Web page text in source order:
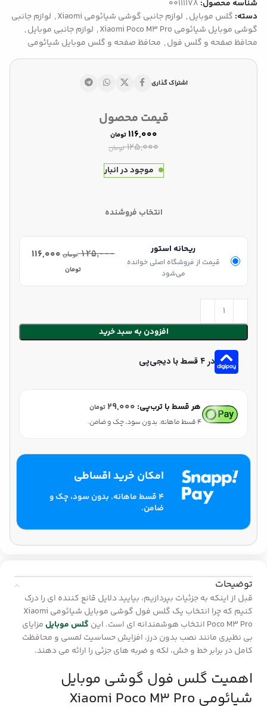
شناسه محصول: 00111178
دسته: گلس موبایل, لوازم جانبی گوشی شیائومی Xiaomi , لوازم جانبی
گوشی موبایل شیائومی Xiaomi Poco M3 Pro
, لوازم جانبی موبایل,
محافظ صفحه و گلس فول, محافظ صفحه و گلس موبایل شیائومی
اشتراک گذاری
قیمت محصول
۱۲۵,۰۰۰ تومان
۱۱۶,۰۰۰ تومان
موجود در انبار
انتخاب فروشنده
ریحانه استور
قیمت از فروشگاه اصلی خوانده
می‌شود
۱۲۵,۰۰۰ تومان ۱۱۶,۰۰۰
تومان
افزودن به سبد خرید
در ۴ قسط با دیجی‌پی
هر قسط با ترب‌پی: ۲۹,۰۰۰ تومان
۴ قسط ماهانه. بدون سود، چک و ضامن.
امکان خرید اقساطی
۴ قسط ماهانه. بدون سود، چک و
ضامن.
توضیحات
قبل از اینکه به جزئیات بپردازیم، بیایید دلایل قانع کننده ای را درک
کنیم که چرا انتخاب یک گلس فول گوشی
موبایل شیائومی Xiaomi
Poco M3 Pro انتخاب هوشمندانه ای است. این
گلس موبایل مزایای
بی نظیری مانند نصب بدون درز، افزایش حساسیت لمسی و محافظت
کامل در برابر خط و خش، لکه و ضربه های جزئی را ارائه می دهند.
اهمیت گلس فول گوشی موبایل
شیائومی Xiaomi Poco M3 Pro